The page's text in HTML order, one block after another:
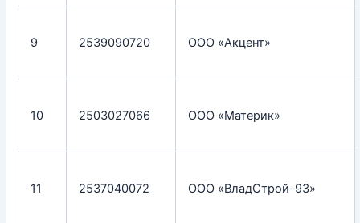
9 2539090720 ООО «Акцент»
10 2503027066 ООО «Материк»
11 2537040072 ООО «ВладСтрой-93»